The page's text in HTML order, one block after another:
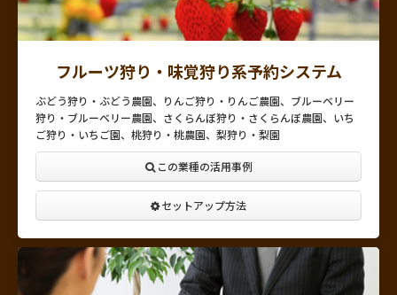
フルーツ狩り・味覚狩り系予約システム
ぶどう狩り・ぶどう農園、りんご狩り・りんご農園、ブルーベリー
狩り・ブルーベリー農園、さくらんぼ狩り・さくらんぼ農園、いち
ご狩り・いちご園、桃狩り・桃農園、梨狩り・梨園
この業種の活用事例
セットアップ方法